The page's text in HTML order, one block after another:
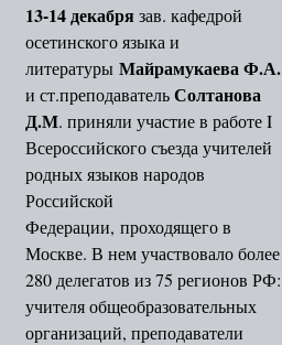
13-14 декабрязав. кафедрой
осетинского языка и
литературы Майрамукаева Ф.А.
и ст.преподавательСолтанова
Д.М. приняли участие в работе I
Всероссийского съезда учителей
родных языков народов
Российской
Федерации, проходящего в
Москве. В нем участвовало более
280 делегатов из 75 регионов РФ:
учителя общеобразовательных
организаций, преподаватели